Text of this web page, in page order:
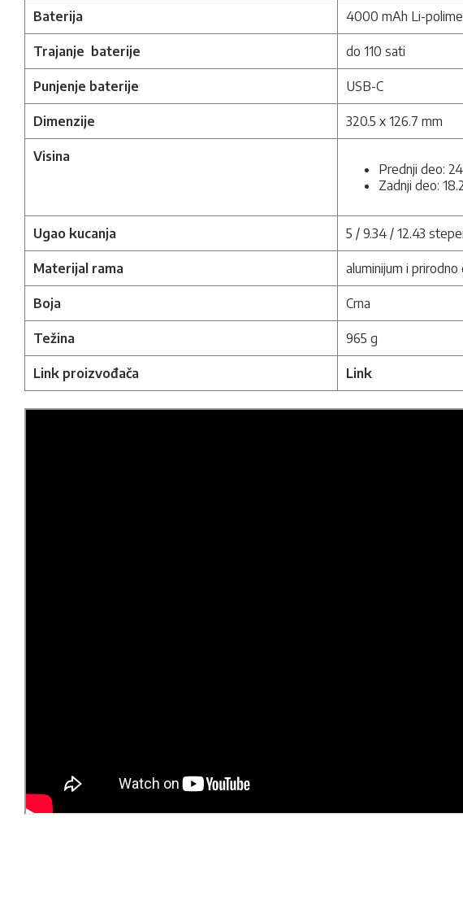
Baterija 4000 mAh Li-
Trajanje baterije do 110 sati
Punjenje baterije USB-C
Dimenzije 320.5 x 126.7 mm
Visina
Prednji deo:
Zadnji deo:
Ugao kucanja 5 / 9.34 / 12.43
Materijal rama aluminijum i prirodno
Boja Crna
Težina 965 g
Link proizvođača Link